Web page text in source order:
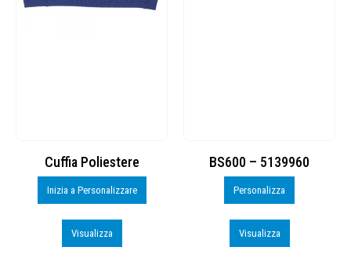
Cuffia Poliestere
Inizia a Personalizzare
Visualizza
BS600 – 5139960
Personalizza
Visualizza